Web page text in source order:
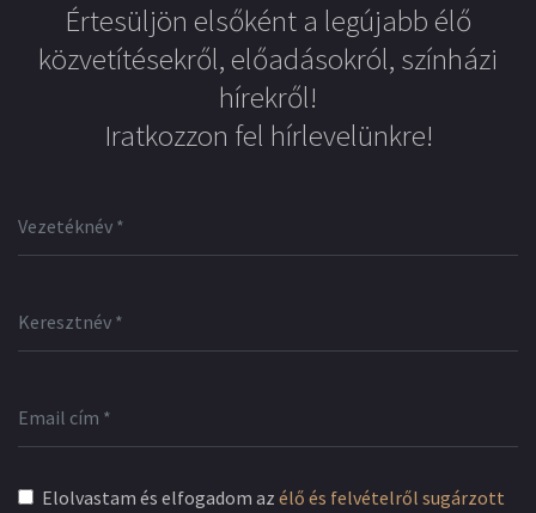
Értesüljön elsőként a legújabb élő
közvetítésekről, előadásokról, színházi
hírekről!
Iratkozzon fel hírlevelünkre!
Elolvastam és elfogadom az élő és felvételről sugárzott